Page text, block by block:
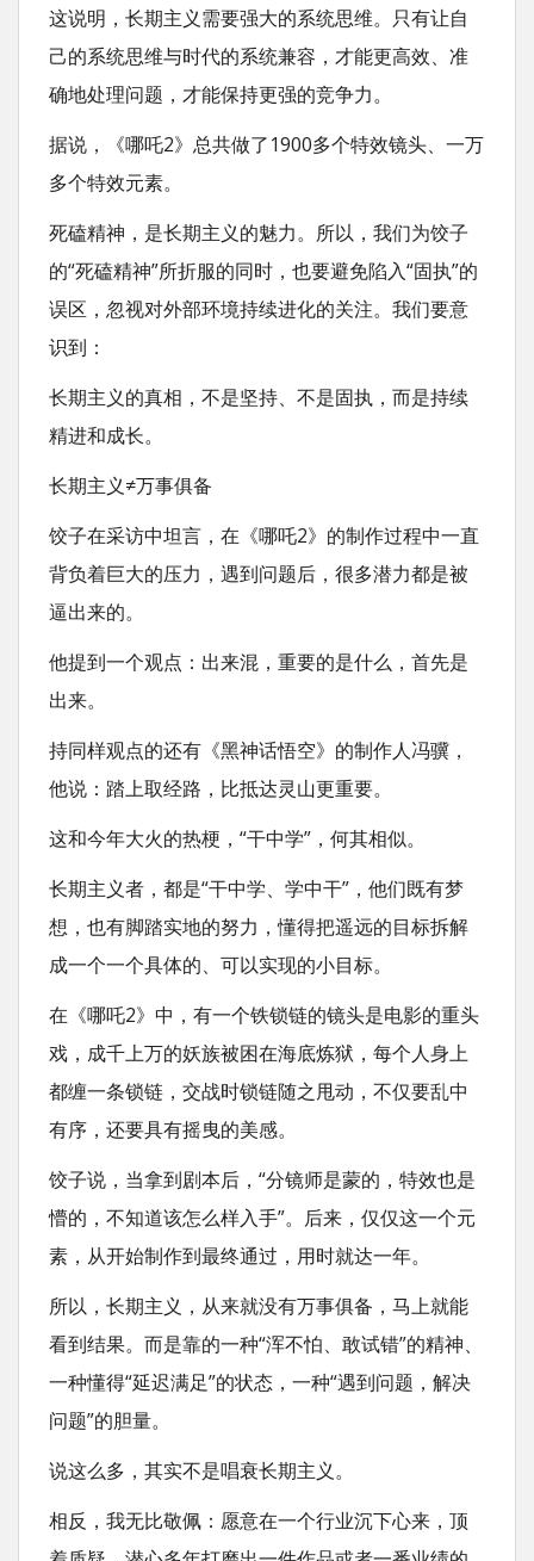
这说明，长期主义需要强大的系统思维。只有让自
己的系统思维与时代的系统兼容，才能更高效、准
确地处理问题，才能保持更强的竞争力。
据说，《哪吒2》总共做了1900多个特效镜头、一万
多个特效元素。
死磕精神，是长期主义的魅力。所以，我们为饺子
的“死磕精神”所折服的同时，也要避免陷入“固执”的
误区，忽视对外部环境持续进化的关注。我们要意
识到：
长期主义的真相，不是坚持、不是固执，而是持续
精进和成长。
长期主义≠万事俱备
饺子在采访中坦言，在《哪吒2》的制作过程中一直
背负着巨大的压力，遇到问题后，很多潜力都是被
逼出来的。
他提到一个观点：出来混，重要的是什么，首先是
出来。
持同样观点的还有《黑神话悟空》的制作人冯骥，
他说：踏上取经路，比抵达灵山更重要。
这和今年大火的热梗，“干中学”，何其相似。
长期主义者，都是“干中学、学中干”，他们既有梦
想，也有脚踏实地的努力，懂得把遥远的目标拆解
成一个一个具体的、可以实现的小目标。
在《哪吒2》中，有一个铁锁链的镜头是电影的重头
戏，成千上万的妖族被困在海底炼狱，每个人身上
都缠一条锁链，交战时锁链随之甩动，不仅要乱中
有序，还要具有摇曳的美感。
饺子说，当拿到剧本后，“分镜师是蒙的，特效也是
懵的，不知道该怎么样入手”。后来，仅仅这一个元
素，从开始制作到最终通过，用时就达一年。
所以，长期主义，从来就没有万事俱备，马上就能
看到结果。而是靠的一种“浑不怕、敢试错”的精神、
一种懂得“延迟满足”的状态，一种“遇到问题，解决
问题”的胆量。
说这么多，其实不是唱衰长期主义。
相反，我无比敬佩：愿意在一个行业沉下心来，顶